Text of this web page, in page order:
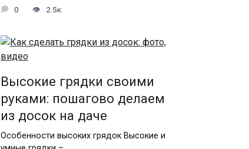
0 2.5к.
Высокие грядки своими
руками: пошагово делаем
из досок на даче
Особенности высоких грядок Высокие и